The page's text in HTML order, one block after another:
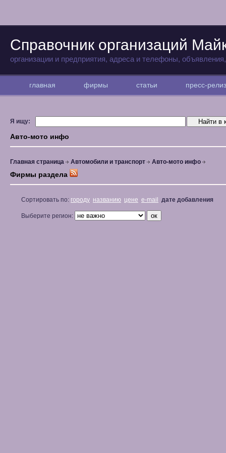
Справочник организаций
организации и предприятия, адреса и телефоны,
главная фирмы статьи пресс-
Я ищу:
Авто-мото инфо
Главная страница Автомобили и транспорт Авто-мото инфо
Фирмы раздела
Сортировать по: городу названию цене e-mail дате добавления
Выберите регион: